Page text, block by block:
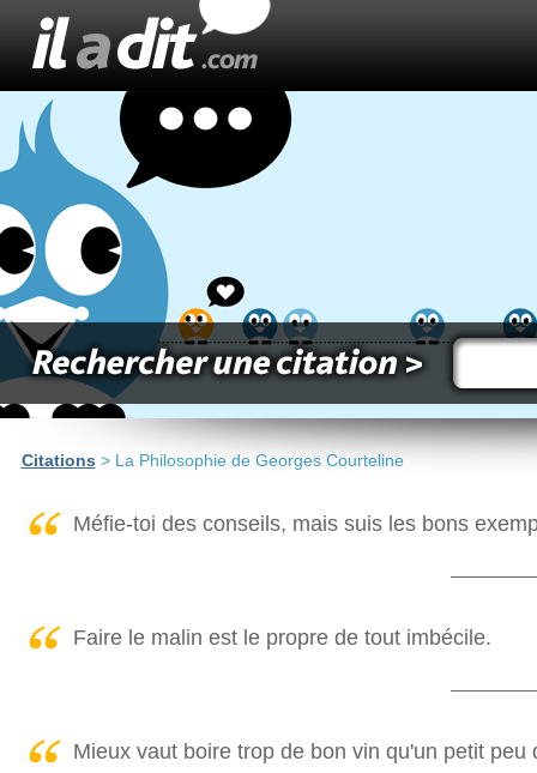
Citations > La Philosophie de Georges Courteline
Méfie-toi des conseils, mais suis les bons
Faire le malin est le propre de tout imbécile.
Mieux vaut boire trop de bon vin qu'un petit peu